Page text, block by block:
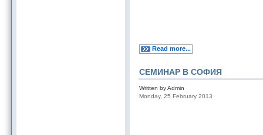
Read more...
СЕМИНАР В СОФИЯ
Written by Admin
Monday, 25 February 2013